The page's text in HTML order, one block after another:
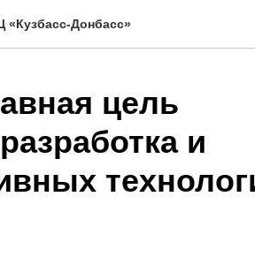
«Кузбасс-Донбасс»
цель
и